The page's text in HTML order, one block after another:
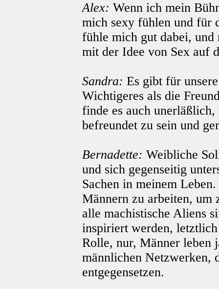
Alex: Wenn ich mein
mich sexy fühlen und für
fühle mich gut dabei, und
mit der Idee von Sex auf
Sandra: Es gibt für
Wichtigeres als die
finde es auch
befreundet zu sein und
Bernadette: Weibliche
und sich gegenseitig
Sachen in meinem
Männern zu arbeiten, um
alle machistische Aliens
inspiriert werden,
Rolle, nur, Männer leben
männlichen Netzwerken,
entgegensetzen.